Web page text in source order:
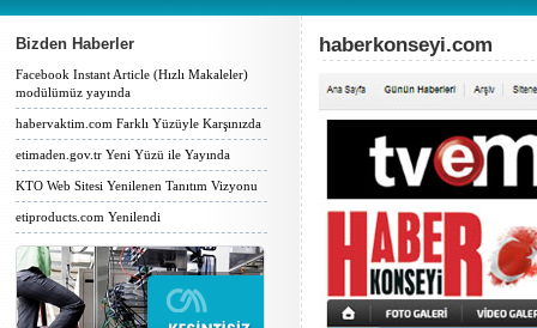
Bizden Haberler
Facebook Instant Article (Hızlı Makaleler)
modülümüz yayında
habervaktim.com Farklı Yüzüyle Karşınızda
etimaden.gov.tr Yeni Yüzü ile Yayında
KTO Web Sitesi Yenilenen Tanıtım Vizyonu
etiproducts.com Yenilendi
haberkonseyi.com